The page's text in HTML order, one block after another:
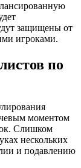
защищены от
игроками.
по
моментом
Слишком
нескольких
и подавлению